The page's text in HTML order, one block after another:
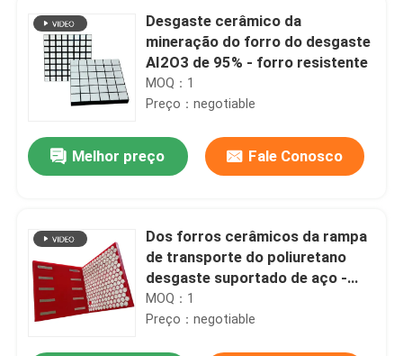
Desgaste cerâmico da
mineração do forro do desgaste
AI2O3 de 95% - forro resistente
MOQ：1
Preço：negotiable
Melhor preço Fale Conosco
Dos forros cerâmicos da rampa
de transporte do poliuretano
desgaste suportado de aço -
forro resistente
MOQ：1
Preço：negotiable